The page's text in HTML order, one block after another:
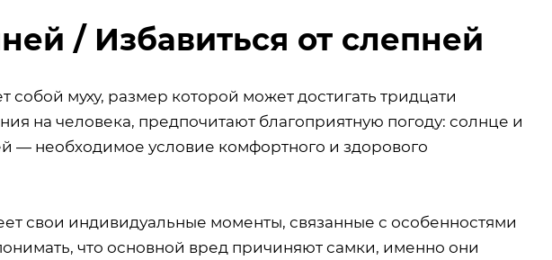
/ Избавиться от слепней
собой муху, размер которой может достигать тридцати
на человека, предпочитают благоприятную погоду: солнце и
— необходимое условие комфортного и здорового
свои индивидуальные моменты, связанные с особенностями
что основной вред причиняют самки, именно они